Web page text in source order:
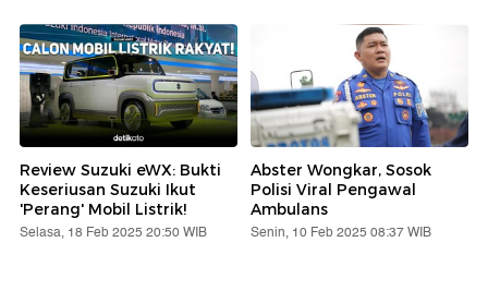
Review Suzuki eWX: Bukti
Keseriusan Suzuki Ikut
'Perang' Mobil Listrik!
Selasa, 18 Feb 2025 20:50 WIB
Abster Wongkar, Sosok
Polisi Viral Pengawal
Ambulans
Senin, 10 Feb 2025 08:37 WIB